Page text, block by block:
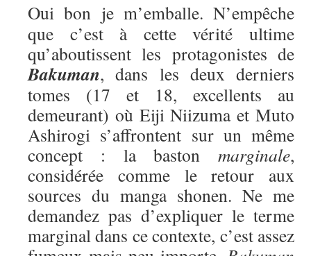
Oui bon je m’emballe. N’empêche
que c’est à cette vérité ultime
qu’aboutissent les protagonistes de
Bakuman, dans les deux derniers
tomes (17 et 18, excellents au
demeurant) où Eiji Niizuma et Muto
Ashirogi s’affrontent sur un même
concept : la baston marginale,
considérée comme le retour aux
sources du manga shonen. Ne me
demandez pas d’expliquer le terme
marginal dans ce contexte, c’est assez